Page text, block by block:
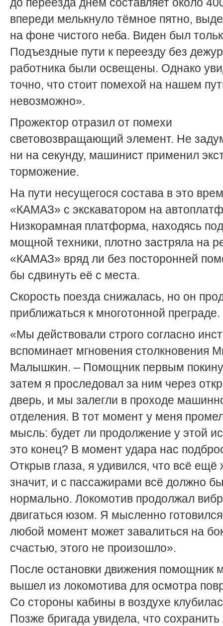
до переезда днём составляет около
впереди мелькнуло тёмное пятно,
на фоне чистого неба. Виден был
Подъездные пути к переезду без
работника были освещены. Однако
точно, что стоит помехой на нашем
невозможно».
Прожектор отразил от помехи
световозвращающий элемент. Не
ни на секунду, машинист применил
торможение.
На пути несущегося состава в это
«КАМАЗ» с экскаватором на
Низкорамная платформа, находясь
мощной техники, плотно застряла на
«КАМАЗ» вряд ли без посторонней
бы сдвинуть её с места.
Скорость поезда снижалась, но он
приближаться к многотонной преграде.
«Мы действовали строго согласно
вспоминает мгновения столкновения
Малышкин. – Помощник первым
затем я проследовал за ним через
дверь, и мы залегли в проходе
отделения. В тот момент у меня
мысль: будет ли продолжение у этой
это конец? В момент удара нас
Открыв глаза, я удивился, что всё ещё
значит, и с пассажирами всё должно
нормально. Локомотив продолжал
двигаться юзом. Я мысленно
любой момент может завалиться на
счастью, этого не произошло».
После остановки движения помощник
вышел из локомотива для осмотра
Со стороны кабины в воздухе
Позже бригада увидела, что